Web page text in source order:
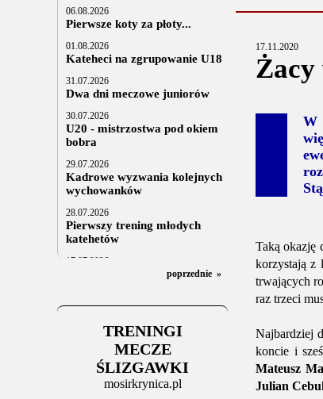
06.08.2026
Pierwsze koty za płoty...
01.08.2026
Kateheci na zgrupowanie U18
31.07.2026
Dwa dni meczowe juniorów
30.07.2026
U20 - mistrzostwa pod okiem
bobra
29.07.2026
Kadrowe wyzwania kolejnych
wychowanków
28.07.2026
Pierwszy trening młodych
katehetów
17.07.2026
U20: z kraju i z zagranicy
Za trzy tygodnie na lód
06.07.2025
Stowarzyszenie po Walnym
poprzednie »
TRENINGI
MECZE
ŚLIZGAWKI
mosirkrynica.pl
17.11.2020
Żacy
W
Taką okazję
korzystają z
trwających
raz trzeci
Najbardziej
koncie i
Mateusz
Julian